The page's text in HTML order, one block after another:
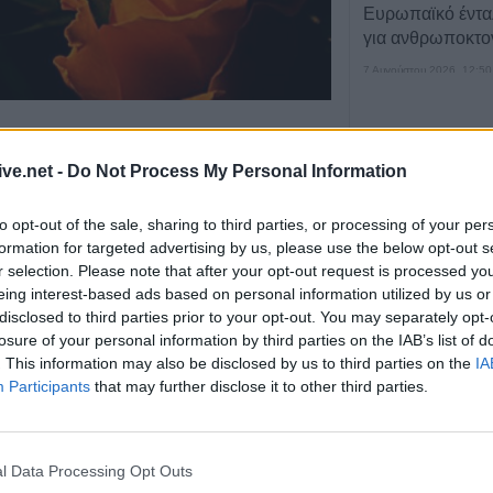
- Do Not Process My Personal Information
opt-out of the sale, sharing to third parties, or processing of your
for targeted advertising by us, please use the below opt-out
selection. Please note that after your opt-out request is processed
interest-based ads based on personal information utilized by us
to third parties prior to your opt-out. You may separately
of your personal information by third parties on the IAB’s list of
This information may also be disclosed by us to third parties on the
Participants that may further disclose it to other third parties.
Data Processing Opt Outs
95
Ευρωπαϊκό
για
7 Αυγούστου 2026, 12:50
εξοικονόμησης
Μουσική βραδιά
Άγιο Βησσάριο
7 Αυγούστου 2026, 11:57
Συλλήψεις στην
ρευματοκλοπή
του ΚΟΚ
κατηγορούμενοι